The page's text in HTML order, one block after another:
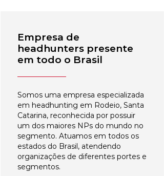
Empresa de
headhunters presente
em todo o Brasil
Somos uma empresa especializada
em headhunting em Rodeio, Santa
Catarina, reconhecida por possuir
um dos maiores NPs do mundo no
segmento. Atuamos em todos os
estados do Brasil, atendendo
organizações de diferentes portes e
segmentos.